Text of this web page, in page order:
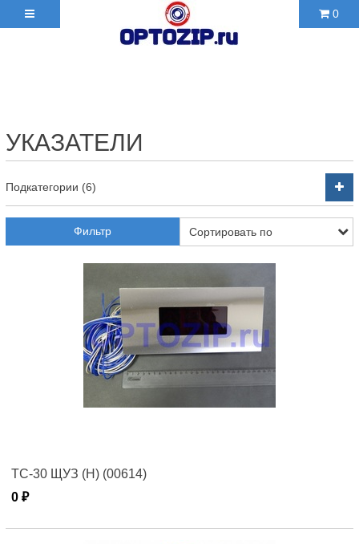
0
УКАЗАТЕЛИ
Подкатегории (6)
Фильтр
ТС-30 ЩУЗ (Н) (00614)
0 ₽